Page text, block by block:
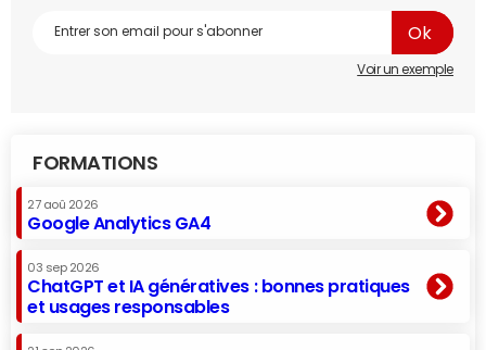
Voir un exemple
FORMATIONS
27 aoû 2026
Google Analytics GA4
03 sep 2026
ChatGPT et IA génératives : bonnes pratiques
et usages responsables